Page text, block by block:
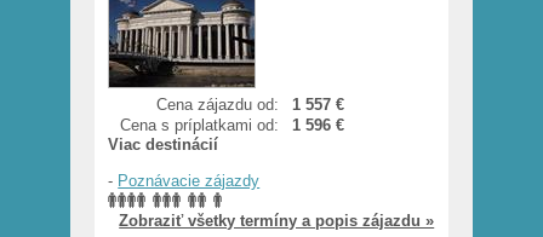
Cena zájazdu od:
1 557 €
Cena s príplatkami od:
1 596 €
Viac destinácií
- Poznávacie zájazdy
Zobraziť všetky termíny a popis zájazdu »